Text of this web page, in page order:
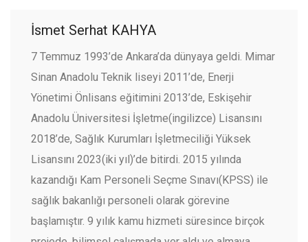
İsmet Serhat KAHYA
7 Temmuz 1993’de Ankara’da dünyaya geldi. Mimar
Sinan Anadolu Teknik liseyi 2011’de, Enerji
Yönetimi Önlisans eğitimini 2013’de, Eskişehir
Anadolu Üniversitesi İşletme(ingilizce) Lisansını
2018’de, Sağlık Kurumları İşletmeciliği Yüksek
Lisansını 2023(iki yıl)’de bitirdi. 2015 yılında
kazandığı Kam Personeli Seçme Sınavı(KPSS) ile
sağlık bakanlığı personeli olarak görevine
başlamıştır. 9 yılık kamu hizmeti süresince birçok